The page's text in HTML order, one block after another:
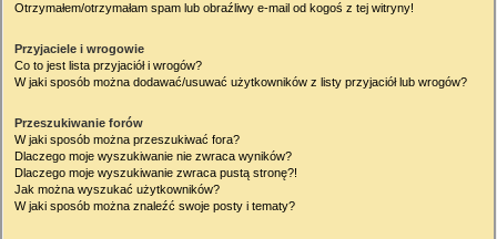
Otrzymałem/otrzymałam spam lub obraźliwy e-mail od kogoś z tej witryny!
Przyjaciele i wrogowie
Co to jest lista przyjaciół i wrogów?
W jaki sposób można dodawać/usuwać użytkowników z listy przyjaciół lub wrogów?
Przeszukiwanie forów
W jaki sposób można przeszukiwać fora?
Dlaczego moje wyszukiwanie nie zwraca wyników?
Dlaczego moje wyszukiwanie zwraca pustą stronę?!
Jak można wyszukać użytkowników?
W jaki sposób można znaleźć swoje posty i tematy?